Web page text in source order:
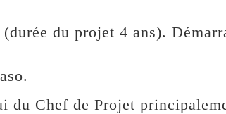
du projet 4 ans).
du Chef de Projet